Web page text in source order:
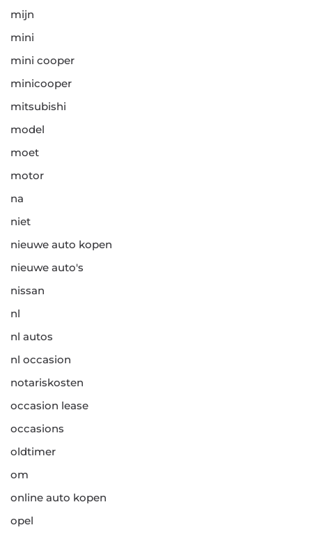
mijn
mini
mini cooper
minicooper
mitsubishi
model
moet
motor
na
niet
nieuwe auto kopen
nieuwe auto's
nissan
nl
nl autos
nl occasion
notariskosten
occasion lease
occasions
oldtimer
om
online auto kopen
opel